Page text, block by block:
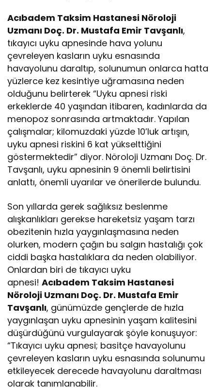
Acıbadem Taksim Hastanesi Nöroloji
Uzmanı Doç. Dr. Mustafa Emir Tavşanlı,
tıkayıcı uyku apnesinde hava yolunu
çevreleyen kasların uyku esnasında
havayolunu daraltıp, solunumun onlarca hatta
yüzlerce kez kesintiye uğramasına neden
olduğunu belirterek “Uyku apnesi riski
erkeklerde 40 yaşından itibaren, kadınlarda da
menopoz sonrasında artmaktadır. Yapılan
çalışmalar; kilomuzdaki yüzde 10’luk artışın,
uyku apnesi riskini 6 kat yükselttiğini
göstermektedir” diyor. Nöroloji Uzmanı Doç. Dr.
Tavşanlı, uyku apnesinin 9 önemli belirtisini
anlattı, önemli uyarılar ve önerilerde bulundu.
Son yıllarda gerek sağlıksız beslenme
alışkanlıkları gerekse hareketsiz yaşam tarzı
obezitenin hızla yaygınlaşmasına neden
olurken, modern çağın bu salgın hastalığı çok
ciddi başka hastalıklara da neden olabiliyor.
Onlardan biri de tıkayıcı uyku
apnesi!Acıbadem Taksim Hastanesi
Nöroloji Uzmanı Doç. Dr. Mustafa Emir
Tavşanlı, günümüzde gençlerde de hızla
yaygınlaşan uyku apnesinin yaşam kalitesini
düşürdüğünü vurgulayarak şöyle konuşuyor:
“Tıkayıcı uyku apnesi; basitçe havayolunu
çevreleyen kasların uyku esnasında solunumu
etkileyecek derecede havayolunu daraltması
olarak tanımlanabilir.